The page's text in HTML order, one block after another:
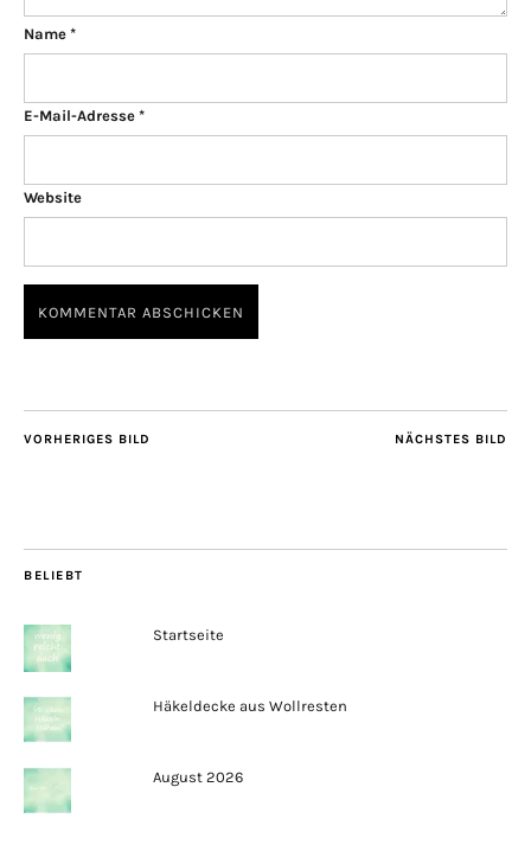
Name *
E-Mail-Adresse *
Website
NÄCHSTES BILD
VORHERIGES BILD
BELIEBT
Startseite
Häkeldecke aus Wollresten
August 2026